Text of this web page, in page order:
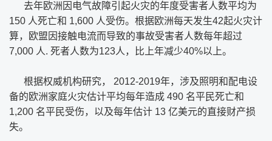
去年欧洲因电气故障引起火灾的年度受害者人数平均为
150 人死亡和 1,600 人受伤。根据欧洲每天发生42起火灾计
算，欧盟因接触电流而导致的事故受害者人数每年超过
7,000 人. 死者人数为123人，比上年减少40%以上。
根据权威机构研究， 2012-2019年，涉及照明和配电设
备的欧洲家庭火灾估计平均每年造成 490 名平民死亡和
1,200 名平民受伤，以及每年估计 13 亿美元的直接财产损
失。